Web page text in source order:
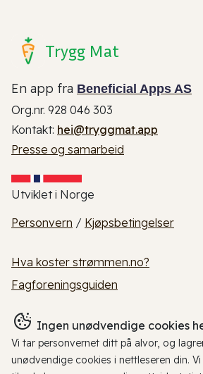
Trygg Mat
En app fra Beneficial Apps AS
Org.nr. 928 046 303
Kontakt: hei@tryggmat.app
Presse og samarbeid
Utviklet i Norge
Personvern / Kjøpsbetingelser
Hva koster strømmen.no?
Fagforeningsguiden
Ingen unødvendige cookies
Vi tar personvernet ditt på alvor, og
unødvendige cookies i nettleseren din. Vi